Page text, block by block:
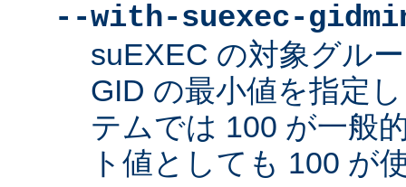
--with-suexec-
suEXEC の対象グル
GID の最小値を指定
テムでは 100 が一般
ト値としても 100 が